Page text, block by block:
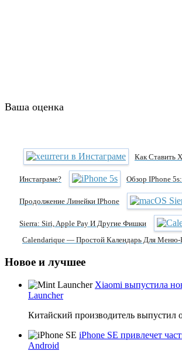
Ваша оценка
Как Ставить
Инстаграме? Обзор IPhone
Продолжение Линейки IPhone
Sierra: Siri, Apple Pay И Другие Фишки
Calendarique — Простой Календарь Для Меню-
Новое и лучшее
Xiaomi выпустила
Launcher
Китайский производитель выпустил
iPhone SE привлечет
Android